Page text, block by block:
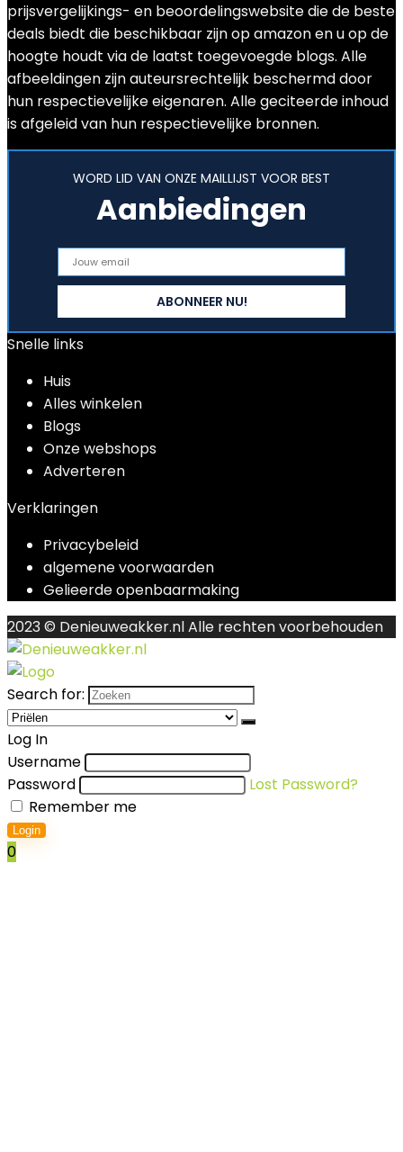
prijsvergelijkings- en beoordelingswebsite die de beste
deals biedt die beschikbaar zijn op amazon en u op de
hoogte houdt via de laatst toegevoegde blogs. Alle
afbeeldingen zijn auteursrechtelijk beschermd door
hun respectievelijke eigenaren. Alle geciteerde inhoud
is afgeleid van hun respectievelijke bronnen.
WORD LID VAN ONZE MAILLIJST VOOR BEST
Aanbiedingen
Snelle links
Huis
Alles winkelen
Blogs
Onze webshops
Adverteren
Verklaringen
Privacybeleid
algemene voorwaarden
Gelieerde openbaarmaking
2023 © Denieuweakker.nl Alle rechten voorbehouden
Search for:
Log In
Username
Password
Lost Password?
Remember me
Login
0